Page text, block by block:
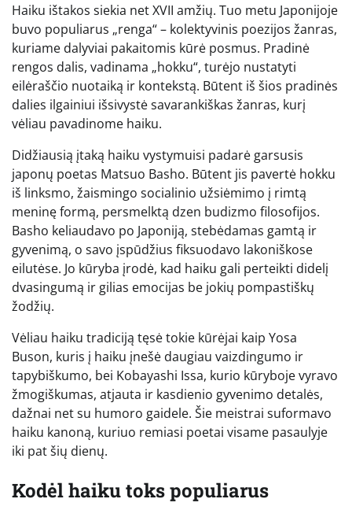
Haiku ištakos siekia net XVII amžių. Tuo metu Japonijoje
buvo populiarus „renga“ – kolektyvinis poezijos žanras,
kuriame dalyviai pakaitomis kūrė posmus. Pradinė
rengos dalis, vadinama „hokku“, turėjo nustatyti
eilėraščio nuotaiką ir kontekstą. Būtent iš šios pradinės
dalies ilgainiui išsivystė savarankiškas žanras, kurį
vėliau pavadinome haiku.
Didžiausią įtaką haiku vystymuisi padarė garsusis
japonų poetas Matsuo Basho. Būtent jis pavertė hokku
iš linksmo, žaismingo socialinio užsiėmimo į rimtą
meninę formą, persmelktą dzen budizmo filosofijos.
Basho keliaudavo po Japoniją, stebėdamas gamtą ir
gyvenimą, o savo įspūdžius fiksuodavo lakoniškose
eilutėse. Jo kūryba įrodė, kad haiku gali perteikti didelį
dvasingumą ir gilias emocijas be jokių pompastiškų
žodžių.
Vėliau haiku tradiciją tęsė tokie kūrėjai kaip Yosa
Buson, kuris į haiku įnešė daugiau vaizdingumo ir
tapybiškumo, bei Kobayashi Issa, kurio kūryboje vyravo
žmogiškumas, atjauta ir kasdienio gyvenimo detalės,
dažnai net su humoro gaidele. Šie meistrai suformavo
haiku kanoną, kuriuo remiasi poetai visame pasaulyje
iki pat šių dienų.
Kodėl haiku toks populiarus